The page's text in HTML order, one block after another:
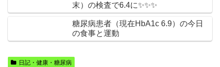
末）の検査で6.4に✨✨✨
糖尿病患者（現在HbA1c 6.9）の今日
の食事と運動
日記・健康・糖尿病